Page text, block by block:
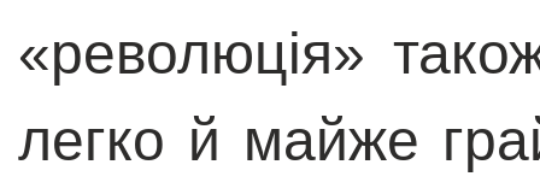
«революція»
легко й майже